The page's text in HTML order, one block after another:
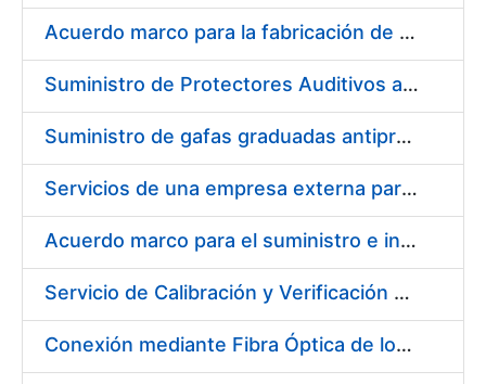
Show/Hide
Acuerdo marco para la fabricación de piezas
Suministro de Protectores Auditivos a medida para las personas trabajadoras de los Centros de Trabajo de Madrid y Burgos
Suministro de gafas graduadas antiproyecciones para los trabajadores de la FNMT-RCM en los centros de trabajo de Madrid y Burgos
Servicios de una empresa externa para el asesoramiento y resolución de los recursos de alzada que se presentan relacionados con procesos de selección para la FNMT-RCM
Acuerdo marco para el suministro e instalación de persianas, estores y otros complementos
Servicio de Calibración y Verificación Externa de los Equipos de Medición del Servicio de Prevención de la FNMT-RCM
Conexión mediante Fibra Óptica de los Centros de Proceso de Datos (CPDs) de las sedes de la FNMT-RCM de Burgos y Madrid